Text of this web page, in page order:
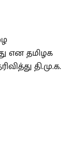
என தமிழக
தி.மு.க.